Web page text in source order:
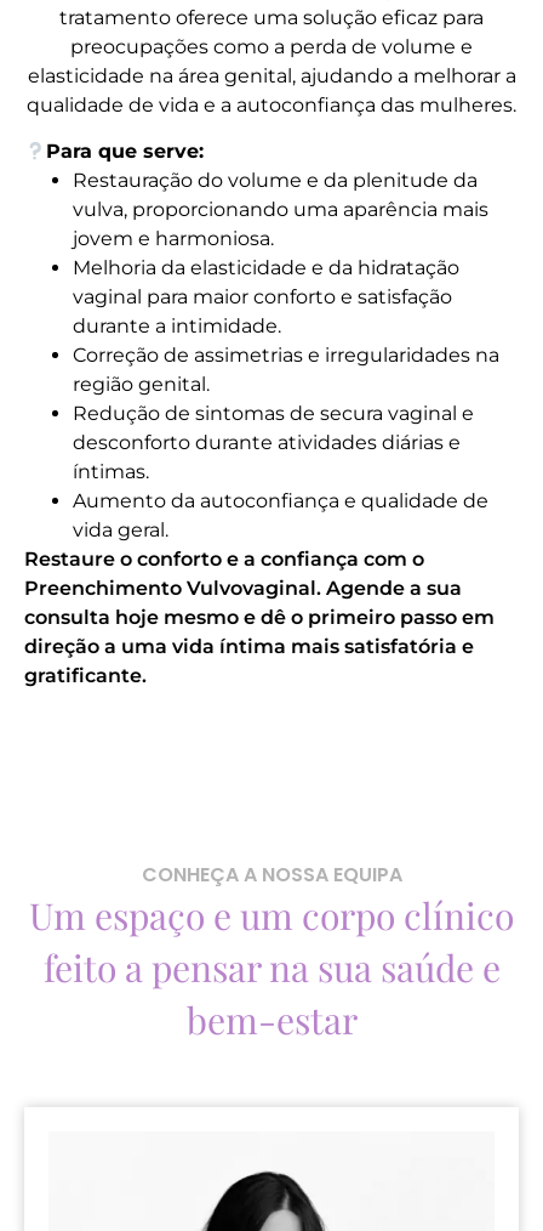
tratamento oferece uma solução eficaz para
preocupações como a perda de volume e
elasticidade na área genital, ajudando a melhorar a
qualidade de vida e a autoconfiança das mulheres.
Para que serve:
Restauração do volume e da plenitude da
vulva, proporcionando uma aparência mais
jovem e harmoniosa.
Melhoria da elasticidade e da hidratação
vaginal para maior conforto e satisfação
durante a intimidade.
Correção de assimetrias e irregularidades na
região genital.
Redução de sintomas de secura vaginal e
desconforto durante atividades diárias e
íntimas.
Aumento da autoconfiança e qualidade de
vida geral.
Restaure o conforto e a confiança com o
Preenchimento Vulvovaginal. Agende a sua
consulta hoje mesmo e dê o primeiro passo em
direção a uma vida íntima mais satisfatória e
gratificante.
CONHEÇA A NOSSA EQUIPA
Um espaço e um corpo clínico
feito a pensar na sua saúde e
bem-estar